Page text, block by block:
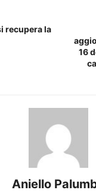
recupera la
16
Aniello